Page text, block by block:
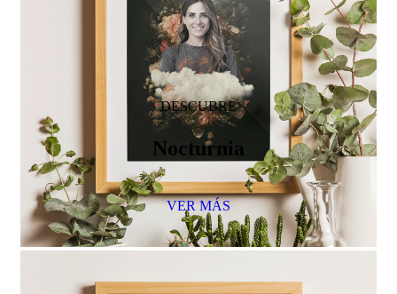
Nocturnia
DESCUBRE
VER MÁS